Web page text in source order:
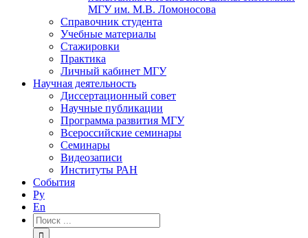
МГУ им. М.В. Ломоносова
Справочник студента
Учебные материалы
Стажировки
Практика
Личный кабинет МГУ
Научная деятельность
Диссертационный совет
Научные публикации
Программа развития МГУ
Всероссийские семинары
Семинары
Видеозаписи
Институты РАН
События
Ру
En
Результат
поиска: